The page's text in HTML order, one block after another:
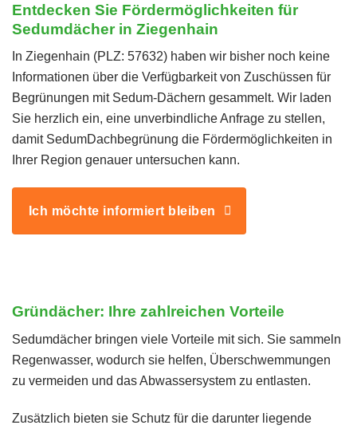
Entdecken Sie Fördermöglichkeiten für
Sedumdächer in Ziegenhain
In Ziegenhain (PLZ: 57632) haben wir bisher noch keine
Informationen über die Verfügbarkeit von Zuschüssen für
Begrünungen mit Sedum-Dächern gesammelt. Wir laden
Sie herzlich ein, eine unverbindliche Anfrage zu stellen,
damit SedumDachbegrünung die Fördermöglichkeiten in
Ihrer Region genauer untersuchen kann.
Ich möchte informiert bleiben
Gründächer: Ihre zahlreichen Vorteile
Sedumdächer bringen viele Vorteile mit sich. Sie sammeln
Regenwasser, wodurch sie helfen, Überschwemmungen
zu vermeiden und das Abwassersystem zu entlasten.
Zusätzlich bieten sie Schutz für die darunter liegende